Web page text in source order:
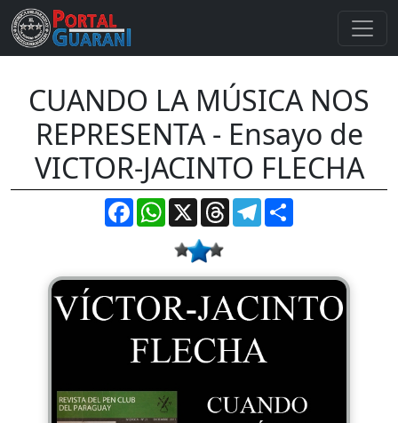
CUANDO LA MÚSICA NOS
REPRESENTA - Ensayo de
VICTOR-JACINTO FLECHA
FacebookWhatsApp
X ThreadsTelegram